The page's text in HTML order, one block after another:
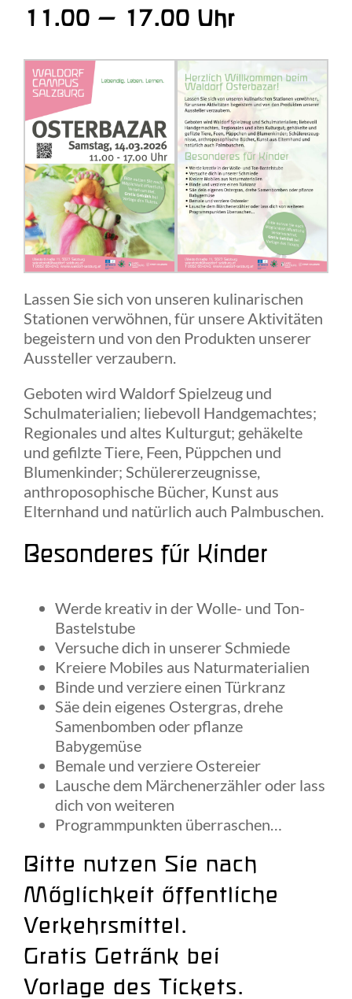
11.00 – 17.00 Uhr
Lassen Sie sich von unseren kulinarischen
Stationen verwöhnen, für unsere Aktivitäten
begeistern und von den Produkten unserer
Aussteller verzaubern.
Geboten wird Waldorf Spielzeug und
Schulmaterialien; liebevoll Handgemachtes;
Regionales und altes Kulturgut; gehäkelte
und gefilzte Tiere, Feen, Püppchen und
Blumenkinder; Schülererzeugnisse,
anthroposophische Bücher, Kunst aus
Elternhand und natürlich auch Palmbuschen.
Besonderes für Kinder
Werde kreativ in der Wolle- und Ton-
Bastelstube
Versuche dich in unserer Schmiede
Kreiere Mobiles aus Naturmaterialien
Binde und verziere einen Türkranz
Säe dein eigenes Ostergras, drehe
Samenbomben oder pflanze
Babygemüse
Bemale und verziere Ostereier
Lausche dem Märchenerzähler oder lass
dich von weiteren
Programmpunkten überraschen…
Bitte nutzen Sie nach
Möglichkeit öffentliche
Verkehrsmittel.
Gratis Getränk bei
Vorlage des Tickets.